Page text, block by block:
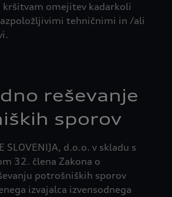
kršitvam omejitev kadarkoli
tehničnimi in /ali
reševanje
sporov
SLOVENIJA, d.o.o. v skladu s
32. člena Zakona o
potrošniških sporov
izvajalca izvensodnega